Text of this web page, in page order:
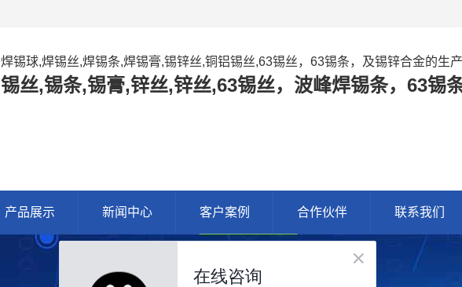
焊锡球,焊锡丝,焊锡条,焊锡膏,锡锌丝,铜铝锡丝,63锡丝，63锡条，及锡锌合金的生
锡丝,锡条,锡膏,锌丝,锌丝,63锡丝，波峰焊锡条，63锡
产品展示 新闻中心 客户案例 合作伙伴 联系我们